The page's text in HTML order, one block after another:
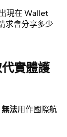
現在 Wallet
求會分享多少
實體護
無法用作國際航